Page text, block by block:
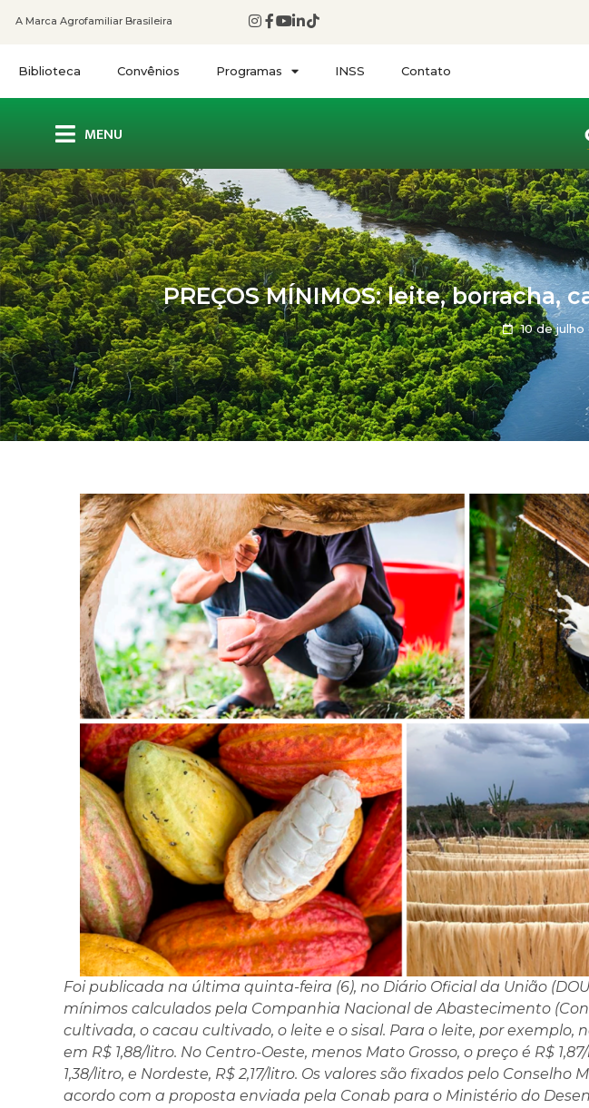
A Marca Agrofamiliar Brasileira
Biblioteca Convênios Programas INSS Contato
MENU
PREÇOS MÍNIMOS: leite, borracha,
10 de
Foi publicada na última quinta-feira (6), no Diário Oficial da União
mínimos calculados pela Companhia Nacional de Abastecimento
cultivada, o cacau cultivado, o leite e o sisal. Para o leite, por exemplo,
em R$ 1,88/litro. No Centro-Oeste, menos Mato Grosso, o preço é R$
1,38/litro, e Nordeste, R$ 2,17/litro. Os valores são fixados pelo Conselho
acordo com a proposta enviada pela Conab para o Ministério do